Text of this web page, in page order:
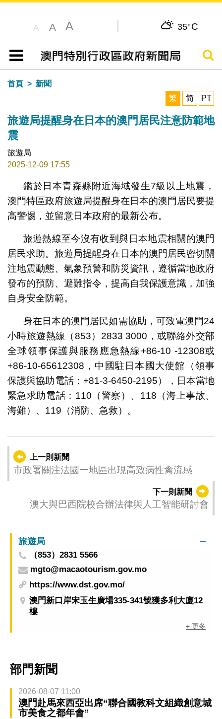
A A A 35°C
目錄
搜尋
首頁
新聞
繁
简 PT
旅遊局提醒身在日本的澳門居民注意防範地
震
旅遊局
2025-12-09 17:55
鑑於日本青森縣附近海域發生7級以上地震，
澳門特區政府旅遊局提醒身在日本的澳門居民要提
高警惕，並留意日本政府的最新公布。
旅遊熱線至今沒有收到與日本地震相關的澳門
居民求助。旅遊局提醒身在日本的澳門居民密切關
注地震動態、氣象預警和防災資訊，遵循當地政府
發布的預防、避難指令，提高自我保護意識，加強
自身安全防範。
身在日本的澳門居民如需協助，可致電澳門24
小時旅遊熱線（853）2833 3000，或聯絡外交部
全球領事保護與服務應急熱線+86-10 -12308或
+86-10-65612308，中國駐日本國大使館（領事
保護與協助電話：+81-3-6450-2195），日本當地
緊急求助電話：110（警察）、118（海上事故、
海難）、119（消防、急救）。
上一則新聞
市政署關注法國一地區出現高致病性禽流感
下一則新聞
澳大與巴西院校合辦法律與人工智能研討會
旅遊局
（853）2831 5566
mgto@macaotourism.gov.mo
https://www.dst.gov.mo/
澳門新口岸宋玉生廣場335-341號獲多利大廈12
樓
+ 更多
部門新聞
2026-08-07 11:00
澳門赴馬來西亞出席“聯合國教科文組織創意城
市美食之都年會”